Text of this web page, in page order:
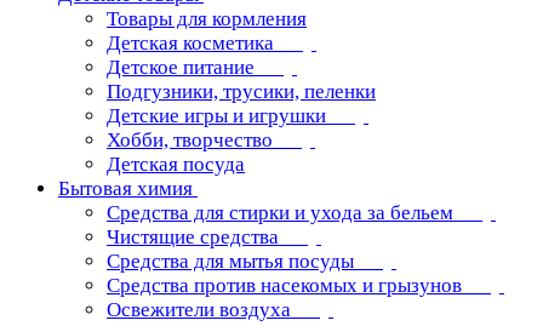
Товары для кормления
Детская косметика
Детское питание
Подгузники, трусики, пеленки
Детские игры и игрушки
Хобби, творчество
Детская посуда
Бытовая химия
Средства для стирки и ухода за бельем
Чистящие средства
Средства для мытья посуды
Средства против насекомых и грызунов
Освежители воздуха